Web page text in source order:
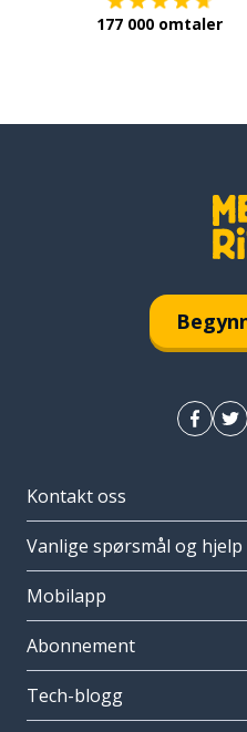
177 000 omtaler
Kontakt oss
Vanlige spørsmål og hjelp
Mobilapp
Abonnement
Tech-blogg